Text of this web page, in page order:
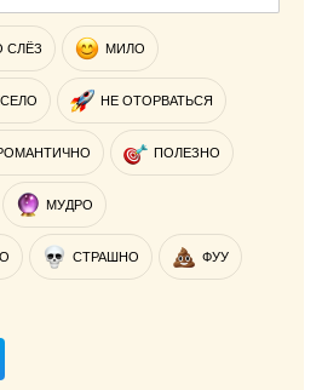
СЛЁЗ МИЛО
НЕ ОТОРВАТЬСЯ
ПОЛЕЗНО
МУДРО
СТРАШНО ФУУ